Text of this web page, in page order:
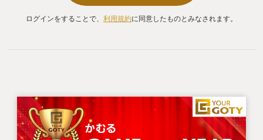
ログインをすることで、 利用規約に同意したものとみなされます。